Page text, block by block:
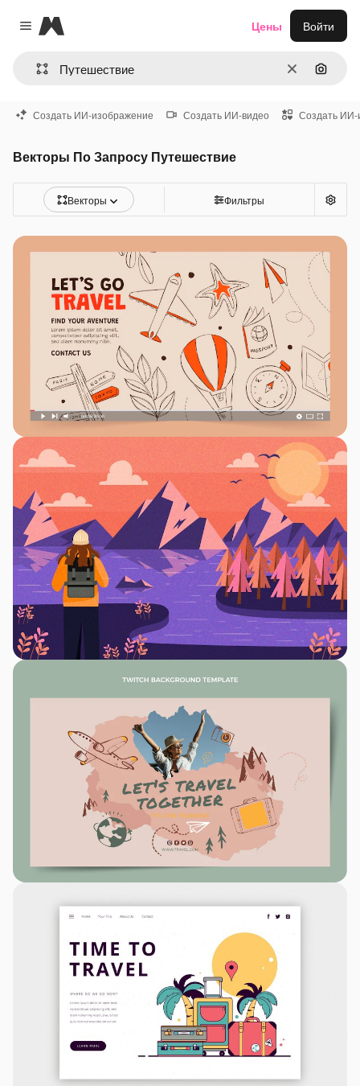
Close menu
Magnific
ОчиститьПоиск
Цены Войти
Создать ИИ-изображение Создать ИИ-видео Создать ИИ-
Векторы По Запросу Путешествие
Векторы Фильтры